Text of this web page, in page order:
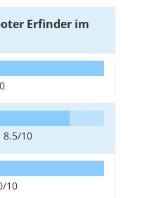
Erfinder im
8.5/10
10